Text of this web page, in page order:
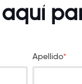
aquí
Apellido*